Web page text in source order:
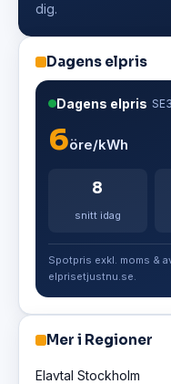
dig.
Dagens elpris
Dagens elpris
6öre/kWh
8
snitt idag
Spotpris exkl. moms &
elprisetjustnu.se.
Mer i Regioner
Elavtal Stockholm